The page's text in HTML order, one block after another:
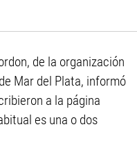
de la organización
Mar del Plata, informó
a la página
es una o dos